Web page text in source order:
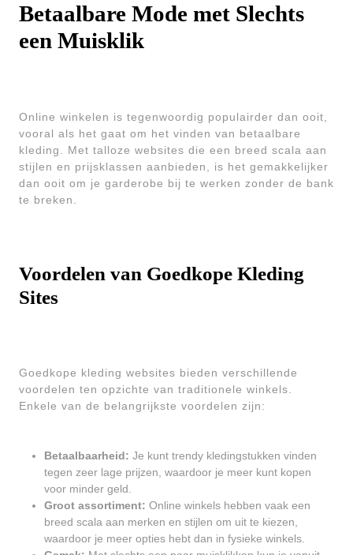
Betaalbare Mode met Slechts
een Muisklik
Online winkelen is tegenwoordig populairder dan ooit,
vooral als het gaat om het vinden van betaalbare
kleding. Met talloze websites die een breed scala aan
stijlen en prijsklassen aanbieden, is het gemakkelijker
dan ooit om je garderobe bij te werken zonder de bank
te breken.
Voordelen van Goedkope Kleding
Sites
Goedkope kleding websites bieden verschillende
voordelen ten opzichte van traditionele winkels.
Enkele van de belangrijkste voordelen zijn:
Betaalbaarheid: Je kunt trendy kledingstukken vinden
tegen zeer lage prijzen, waardoor je meer kunt kopen
voor minder geld.
Groot assortiment: Online winkels hebben vaak een
breed scala aan merken en stijlen om uit te kiezen,
waardoor je meer opties hebt dan in fysieke winkels.